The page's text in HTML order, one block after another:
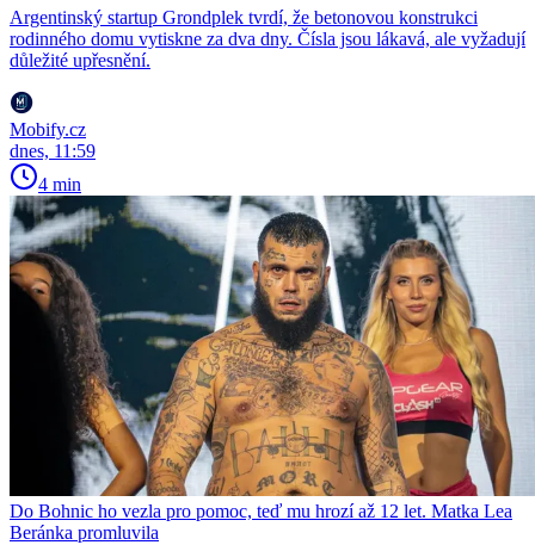
Argentinský startup Grondplek tvrdí, že betonovou konstrukci
rodinného domu vytiskne za dva dny. Čísla jsou lákavá, ale vyžadují
důležité upřesnění.
Mobify.cz
dnes, 11:59
4 min
Do Bohnic ho vezla pro pomoc, teď mu hrozí až 12 let. Matka Lea
Beránka promluvila